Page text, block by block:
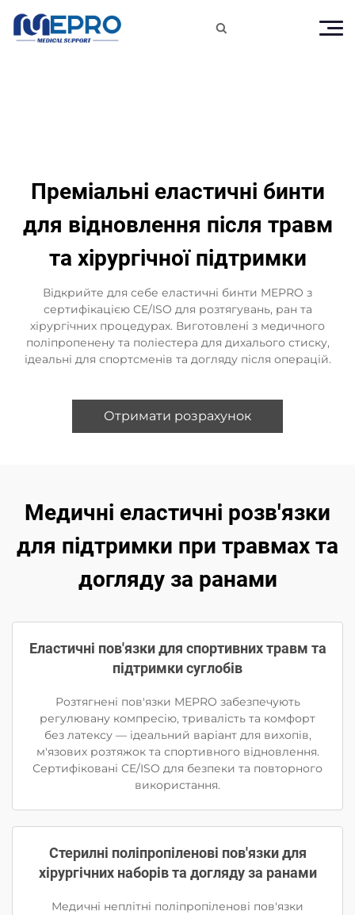

Преміальні еластичні бинти
для відновлення після травм
та хірургічної підтримки
Відкрийте для себе еластичні бинти MEPRO з
сертифікацією CE/ISO для розтягувань, ран та
хірургічних процедурах. Виготовлені з медичного
поліпропенену та поліестера для дихалього стиску,
ідеальні для спортсменів та догляду після операцій.
Отримати розрахунок
Медичні еластичні розв'язки
для підтримки при травмах та
догляду за ранами
Еластичні пов'язки для спортивних травм та
підтримки суглобів
Розтягнені пов'язки MEPRO забезпечують
регулювану компресію, тривалість та комфорт
без латексу — ідеальний варіант для вихопів,
м'язових розтяжок та спортивного відновлення.
Сертифіковані CE/ISO для безпеки та повторного
використання.
Стерилні поліпропіленові пов'язки для
хірургічних наборів та догляду за ранами
Медичні неплітні поліпропіленові пов'язки